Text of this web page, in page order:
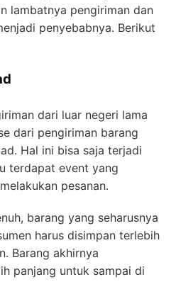
lambatnya pengiriman dan
penyebabnya. Berikut
dari luar negeri lama
dari pengiriman barang
Hal ini bisa saja terjadi
terdapat event yang
pesanan.
barang yang seharusnya
harus disimpan terlebih
Barang akhirnya
panjang untuk sampai di